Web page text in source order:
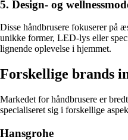
5. Design- og
Disse håndbrusere fokuserer på
unikke former, LED-lys eller
lignende oplevelse i hjemmet.
Forskellige brands
Markedet for håndbrusere er
specialiseret sig i forskellige
Hansgrohe